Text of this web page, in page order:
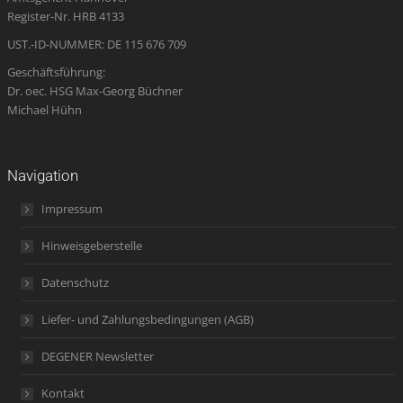
Register-Nr. HRB 4133
UST.-ID-NUMMER: DE 115 676 709
Geschäftsführung:
Dr. oec. HSG Max-Georg Büchner
Michael Hühn
Navigation
Impressum
Hinweisgeberstelle
Datenschutz
Liefer- und Zahlungsbedingungen (AGB)
DEGENER Newsletter
Kontakt